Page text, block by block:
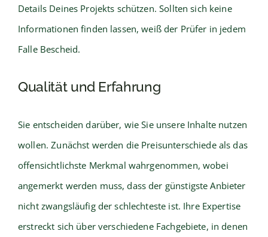
Details Deines Projekts schützen. Sollten sich keine
Informationen finden lassen, weiß der Prüfer in jedem
Falle Bescheid.
Qualität und Erfahrung
Sie entscheiden darüber, wie Sie unsere Inhalte nutzen
wollen. Zunächst werden die Preisunterschiede als das
offensichtlichste Merkmal wahrgenommen, wobei
angemerkt werden muss, dass der günstigste Anbieter
nicht zwangsläufig der schlechteste ist. Ihre Expertise
erstreckt sich über verschiedene Fachgebiete, in denen